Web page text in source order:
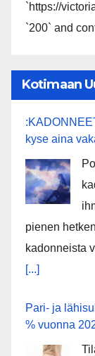
`https://
`200` and
Kotimaan
kyse aina
pienen
kadonneista
[...]
Pari- ja
% vuonna